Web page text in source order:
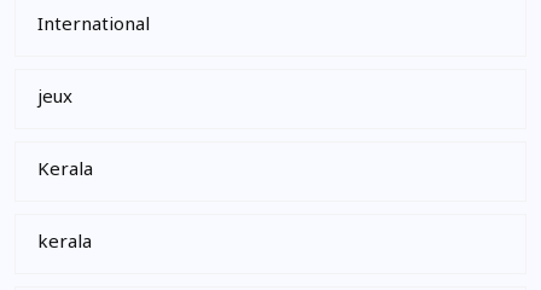
International
jeux
Kerala
kerala